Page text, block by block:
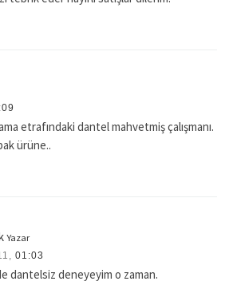
etrafındaki dantel mahvetmiş çalışmanı.
ürüne..
Yazar
01:03
dantelsiz deneyeyim o zaman.